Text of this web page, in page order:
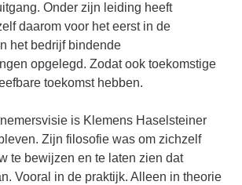
Onder zijn leiding heeft
daarom voor het eerst in de
het bedrijf bindende
opgelegd. Zodat ook toekomstige
toekomst hebben.
is Klemens Haselsteiner
Zijn filosofie was om zichzelf
te bewijzen en te laten zien dat
Vooral in de praktijk. Alleen in theorie